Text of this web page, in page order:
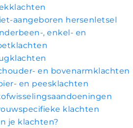
aangeboren hersenletsel
, enkel- en
en bovenarmklachten
en peesklachten
klachten
je klachten?